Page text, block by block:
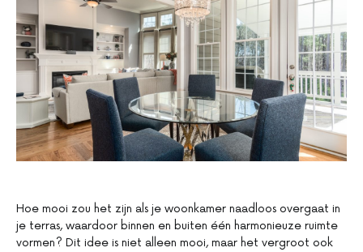
Hoe mooi zou het zijn als je woonkamer naadloos overgaat in
je terras, waardoor binnen en buiten één harmonieuze ruimte
vormen? Dit idee is niet alleen mooi, maar het vergroot ook